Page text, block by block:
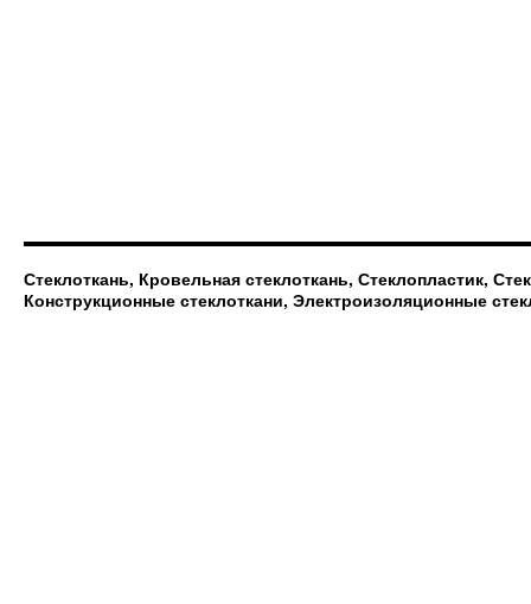
Стеклоткань, Кровельная стеклоткань, Стеклопластик,
Конструкционные стеклоткани, Электроизоляционные